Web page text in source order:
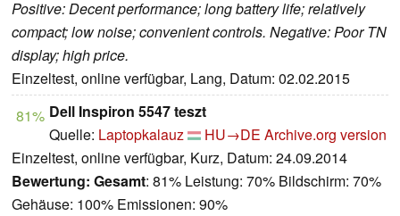
Positive: Decent performance; long battery life; relatively
compact; low noise; convenient controls. Negative: Poor TN
display; high price.
Einzeltest, online verfügbar, Lang, Datum: 02.02.2015
81% Dell Inspiron 5547 teszt
Quelle: Laptopkalauz HU→DE Archive.org version
Einzeltest, online verfügbar, Kurz, Datum: 24.09.2014
Bewertung: Gesamt: 81% Leistung: 70% Bildschirm: 70%
Gehäuse: 100% Emissionen: 90%